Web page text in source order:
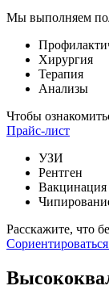
Мы выполняем
Хирургия
Терапия
Анализы
Чтобы
Прайс-лист
УЗИ
Рентген
Вакцинация
Расскажите, что